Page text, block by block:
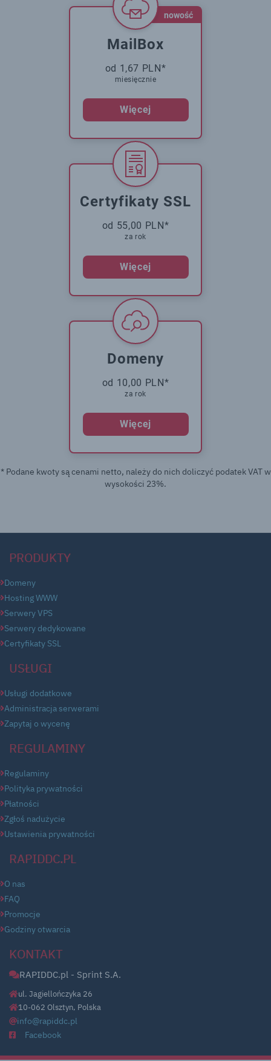
nowość
MailBox
od 1,67 PLN*
miesięcznie
Więcej
Certyfikaty SSL
od 55,00 PLN*
za rok
Więcej
Domeny
od 10,00 PLN*
za rok
Więcej
* Podane kwoty są cenami netto, należy do nich doliczyć podatek VAT w
wysokości 23%.
PRODUKTY
Domeny
Hosting WWW
Serwery VPS
Serwery dedykowane
Certyfikaty SSL
USŁUGI
Usługi dodatkowe
Administracja serwerami
Zapytaj o wycenę
REGULAMINY
Regulaminy
Polityka prywatności
Płatności
Zgłoś nadużycie
Ustawienia prywatności
RAPIDDC.PL
O nas
FAQ
Promocje
Godziny otwarcia
KONTAKT
RAPIDDC.pl - Sprint S.A.
ul. Jagiellończyka 26
10-062 Olsztyn, Polska
info@rapiddc.pl
Facebook